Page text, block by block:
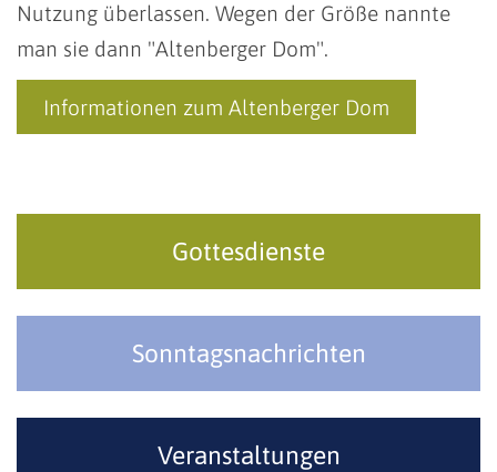
Nutzung überlassen. Wegen der Größe nannte
man sie dann "Altenberger Dom".
Informationen zum Altenberger Dom
Gottesdienste
Sonntagsnachrichten
Veranstaltungen